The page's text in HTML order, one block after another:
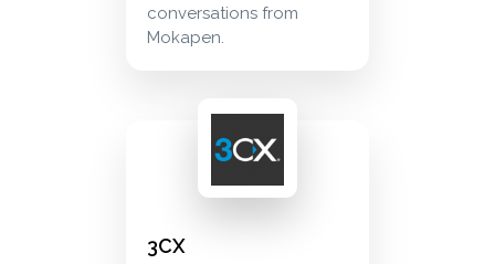
conversations from
Mokapen.
3CX